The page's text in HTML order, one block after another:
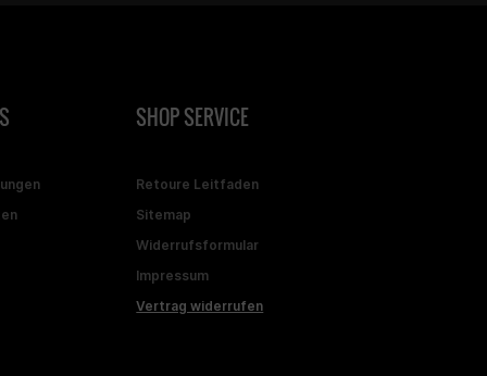
SHOP SERVICE
Retoure Leitfaden
Sitemap
Widerrufsformular
Impressum
Vertrag widerrufen